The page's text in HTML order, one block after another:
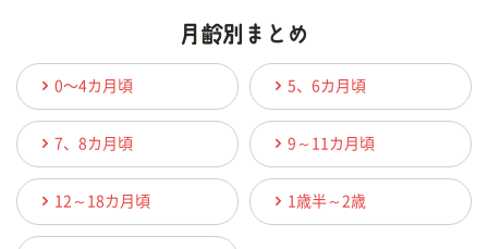
0〜4カ月頃 5、6カ月頃
7、8カ月頃 9～11カ月頃
12～18カ月頃 1歳半～2歳